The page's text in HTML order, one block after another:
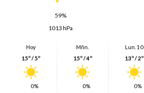
59%
1013 hPa
Hoy
15º / 5º
0%
Mñn.
15º / 4º
0%
Lun. 10
13º / 2º
0%